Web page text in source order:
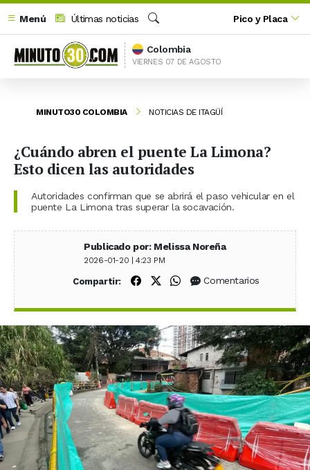
Menú
Últimas noticias
Buscar
Pico y Placa
Colombia
VIERNES 07 DE AGOSTO
MINUTO30 COLOMBIA NOTICIAS DE ITAGÜÍ
¿Cuándo abren el puente La Limona?
Esto dicen las autoridades
Autoridades confirman que se abrirá el paso vehicular en el
puente La Limona tras superar la socavación.
Publicado por: Melissa Noreña
2026-01-20 | 4:23 PM
Compartir: Compartir en Facebook
Compartir en X (Twitter)
Compartir en WhatsApp
Comentarios